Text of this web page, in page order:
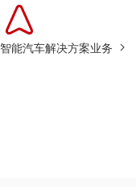
智能汽车解决方案业务